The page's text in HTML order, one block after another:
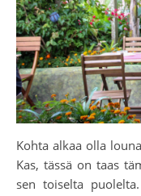
Kohta alkaa olla
Kas, tässä on taas
sen toiselta puolelta.